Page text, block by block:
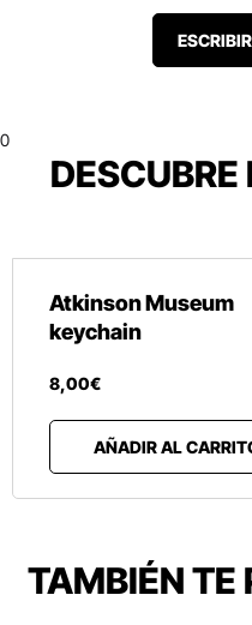
0
Atkinson Museum
keychain
8,00€
AÑADIR AL
TAMBIÉN TE